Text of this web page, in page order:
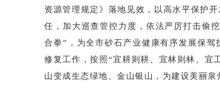
资源管理规定》落地见效，以高水平保护
任，加大巡查管控力度，依法严厉打击偷
合拳”，为全市砂石产业健康有序发展保驾
修复工作，按照“宜耕则耕、宜林则林、宜
山变成生态绿地、金山银山，为建设美丽